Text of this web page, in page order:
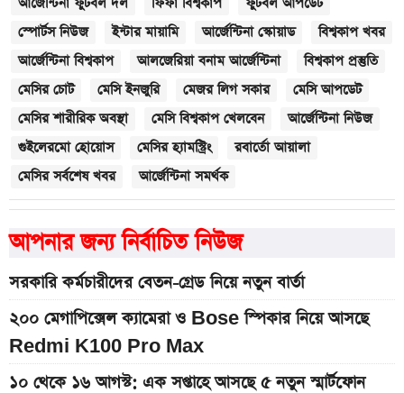
স্পোর্টস নিউজ
ইন্টার মায়ামি আর্জেন্টিনা স্কোয়াড
বিশ্বকাপ খবর
আর্জেন্টিনা বিশ্বকাপ
আলজেরিয়া বনাম আর্জেন্টিনা
বিশ্বকাপ প্রস্তুতি
মেসির চোট
মেসি ইনজুরি মেজর লিগ সকার
মেসি আপডেট
মেসির শারীরিক অবস্থা
মেসি বিশ্বকাপ খেলবেন
আর্জেন্টিনা নিউজ
গুইলেরমো হোয়োস
মেসির হ্যামস্ট্রিং
রবার্তো আয়ালা
মেসির সর্বশেষ খবর
আর্জেন্টিনা সমর্থক
আপনার জন্য নির্বাচিত নিউজ
সরকারি কর্মচারীদের বেতন-গ্রেড নিয়ে নতুন বার্তা
২০০ মেগাপিক্সেল ক্যামেরা ও Bose স্পিকার নিয়ে আসছে
Redmi K100 Pro Max
১০ থেকে ১৬ আগস্ট: এক সপ্তাহে আসছে ৫ নতুন স্মার্টফোন